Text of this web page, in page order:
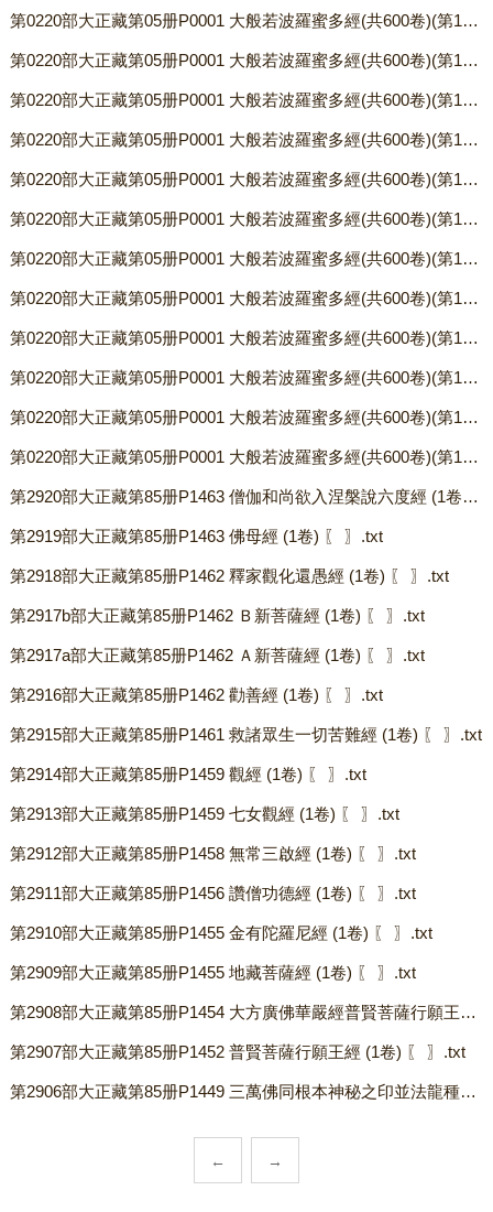
第0220部大正藏第05册P0001 大般若波羅蜜多經(共600卷)(第191-200卷) 〖 唐 玄奘譯〗.txt
第0220部大正藏第05册P0001 大般若波羅蜜多經(共600卷)(第181-190卷) 〖 唐 玄奘譯〗.txt
第0220部大正藏第05册P0001 大般若波羅蜜多經(共600卷)(第171-180卷) 〖 唐 玄奘譯〗.txt
第0220部大正藏第05册P0001 大般若波羅蜜多經(共600卷)(第161-170卷) 〖 唐 玄奘譯〗.txt
第0220部大正藏第05册P0001 大般若波羅蜜多經(共600卷)(第151-160卷) 〖 唐 玄奘譯〗.txt
第0220部大正藏第05册P0001 大般若波羅蜜多經(共600卷)(第141-150卷) 〖 唐 玄奘譯〗.txt
第0220部大正藏第05册P0001 大般若波羅蜜多經(共600卷)(第131-140卷) 〖 唐 玄奘譯〗.txt
第0220部大正藏第05册P0001 大般若波羅蜜多經(共600卷)(第121-130卷) 〖 唐 玄奘譯〗.txt
第0220部大正藏第05册P0001 大般若波羅蜜多經(共600卷)(第111-120卷) 〖 唐 玄奘譯〗.txt
第0220部大正藏第05册P0001 大般若波羅蜜多經(共600卷)(第11-20卷) 〖 唐 玄奘譯〗.txt
第0220部大正藏第05册P0001 大般若波羅蜜多經(共600卷)(第101-110卷) 〖 唐 玄奘譯〗.txt
第0220部大正藏第05册P0001 大般若波羅蜜多經(共600卷)(第1-10卷) 〖 唐 玄奘譯〗.txt
第2920部大正藏第85册P1463 僧伽和尚欲入涅槃說六度經 (1卷) 〖 〗.txt
第2919部大正藏第85册P1463 佛母經 (1卷) 〖 〗.txt
第2918部大正藏第85册P1462 釋家觀化還愚經 (1卷) 〖 〗.txt
第2917b部大正藏第85册P1462 Ｂ新菩薩經 (1卷) 〖 〗.txt
第2917a部大正藏第85册P1462 Ａ新菩薩經 (1卷) 〖 〗.txt
第2916部大正藏第85册P1462 勸善經 (1卷) 〖 〗.txt
第2915部大正藏第85册P1461 救諸眾生一切苦難經 (1卷) 〖 〗.txt
第2914部大正藏第85册P1459 觀經 (1卷) 〖 〗.txt
第2913部大正藏第85册P1459 七女觀經 (1卷) 〖 〗.txt
第2912部大正藏第85册P1458 無常三啟經 (1卷) 〖 〗.txt
第2911部大正藏第85册P1456 讚僧功德經 (1卷) 〖 〗.txt
第2910部大正藏第85册P1455 金有陀羅尼經 (1卷) 〖 〗.txt
第2909部大正藏第85册P1455 地藏菩薩經 (1卷) 〖 〗.txt
第2908部大正藏第85册P1454 大方廣佛華嚴經普賢菩薩行願王品 (1卷) 〖 〗.txt
第2907部大正藏第85册P1452 普賢菩薩行願王經 (1卷) 〖 〗.txt
第2906部大正藏第85册P1449 三萬佛同根本神秘之印並法龍種上尊王佛法 (1卷) 〖 〗.txt
← →